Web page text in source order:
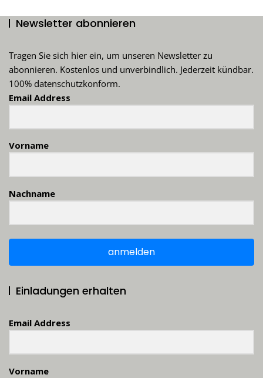
Newsletter abonnieren
Tragen Sie sich hier ein, um unseren Newsletter zu
abonnieren. Kostenlos und unverbindlich. Jederzeit kündbar.
100% datenschutzkonform.
Email Address
Vorname
Nachname
anmelden
Einladungen erhalten
Email Address
Vorname